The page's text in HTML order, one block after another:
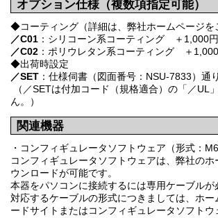
オプション仕様（複数項指定可能）
◆コーティング（詳細は、弊社ホームページを
／C01 ：シリコーン系コーティング ＋1,000円
／C02 ：ポリウレタン系コーティング ＋
◆出荷時設定
／SET ：仕様伺書（図面番号：NSU-7833）
（／SETは付加コード（規格適合）の「／UL
ん。）
関連機器
・コンフィギュレータソフトウェア（形式：
コンフィギュレータソフトウェアは、弊社の
ウンロードが可能です。
本器をパソコンに接続するには専用ケーブルが
対応するケーブルの形式につきましては、ホー
ードサイトまたはコンフィギュレータソフトウ